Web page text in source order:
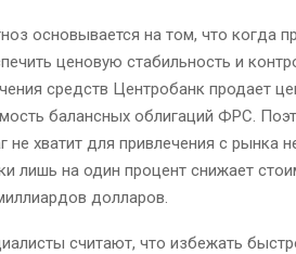
основывается на том, что когда
ценовую стабильность и
средств Центробанк продает
балансных облигаций ФРС.
не хватит для привлечения с
лишь на один процент снижает
долларов.
считают, что избежать